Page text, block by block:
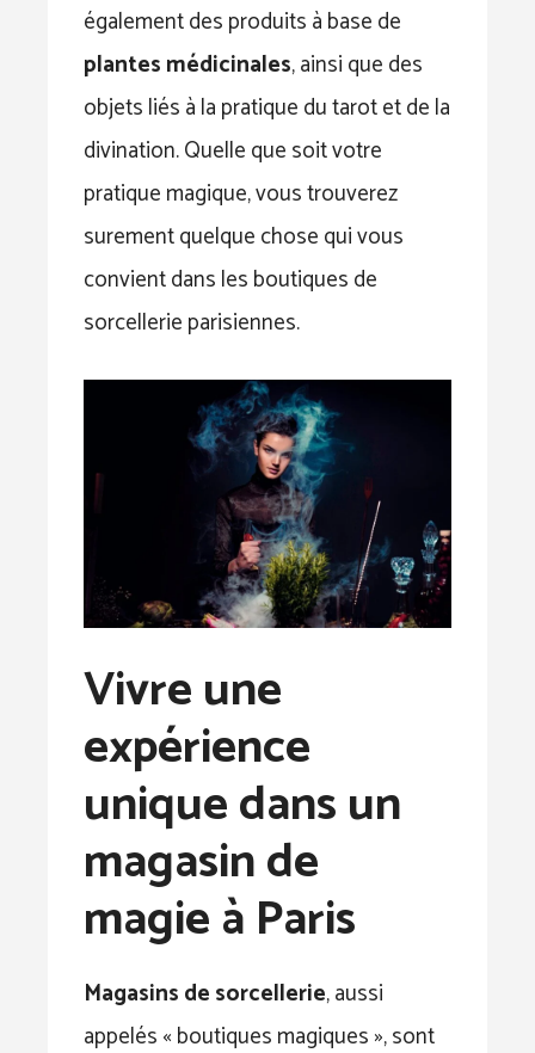
également des produits à base de
plantes médicinales, ainsi que des
objets liés à la pratique du tarot et de la
divination. Quelle que soit votre
pratique magique, vous trouverez
surement quelque chose qui vous
convient dans les boutiques de
sorcellerie parisiennes.
Vivre une
expérience
unique dans un
magasin de
magie à Paris
Magasins de sorcellerie, aussi
appelés « boutiques magiques », sont